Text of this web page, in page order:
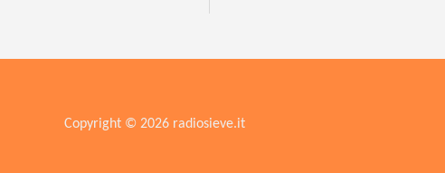
Copyright © 2026 radiosieve.it